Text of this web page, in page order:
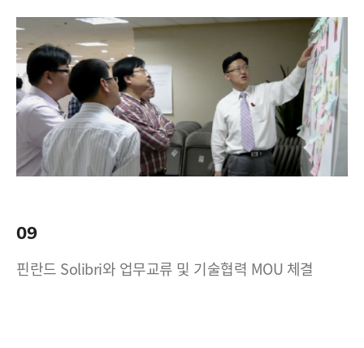
09
핀란드 Solibri와 업무교류 및 기술협력 MOU 체결